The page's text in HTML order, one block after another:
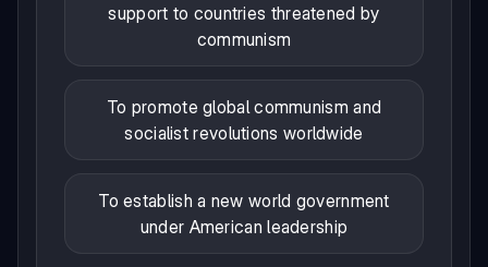
support to countries threatened by
communism
To promote global communism and
socialist revolutions worldwide
To establish a new world government
under American leadership